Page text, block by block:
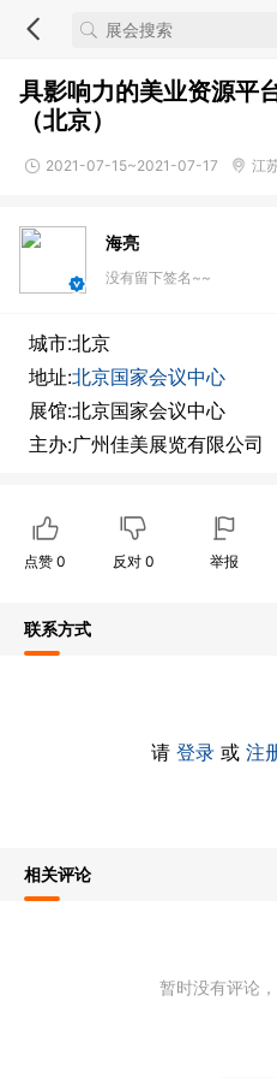
具影响力的美业资源
（北京）
2021-07-15~2021-07-17 江
海亮
没有留下签名~~
城市:北京
地址:北京国家会议中心
展馆:北京国家会议中心
主办:广州佳美展览有限公司
点赞 0 反对0 举报
联系方式
请 登录 或 注
相关评论
暂时没有评论